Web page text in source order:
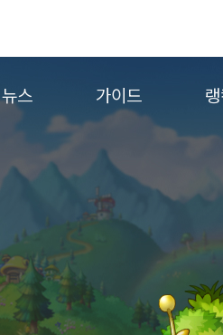
뉴스
공지사항
업데이트
시샵 공지
플 알림판
maple
가이드
게임정보
직업소개
확률형 아이템
NEXON NOW